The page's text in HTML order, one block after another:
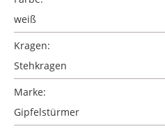
weiß
Kragen:
Stehkragen
Marke:
Gipfelstürmer